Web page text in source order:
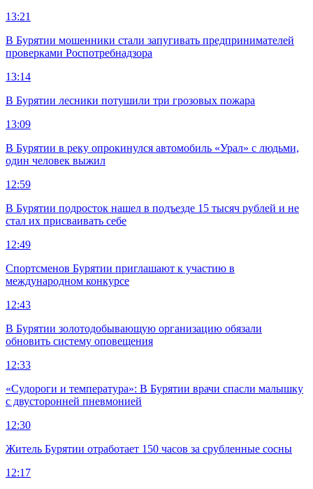
13:21
В Бурятии мошенники стали запугивать предпринимателей
проверками Роспотребнадзора
13:14
В Бурятии лесники потушили три грозовых пожара
13:09
В Бурятии в реку опрокинулся автомобиль «Урал» с людьми,
один человек выжил
12:59
В Бурятии подросток нашел в подъезде 15 тысяч рублей и не
стал их присваивать себе
12:49
Спортсменов Бурятии приглашают к участию в
международном конкурсе
12:43
В Бурятии золотодобывающую организацию обязали
обновить систему оповещения
12:33
«Судороги и температура»: В Бурятии врачи спасли малышку
с двусторонней пневмонией
12:30
Житель Бурятии отработает 150 часов за срубленные сосны
12:17